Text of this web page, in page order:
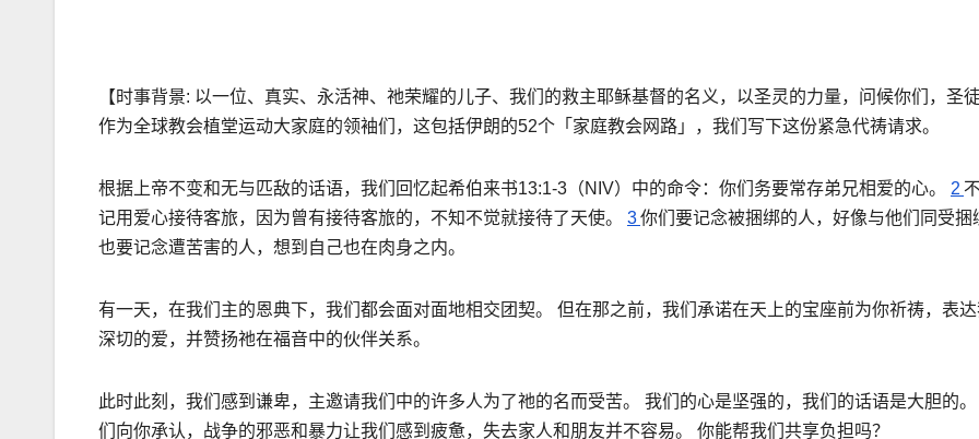
【时事背景: 以一位、真实、永活神、祂荣耀的儿子、我们的救主耶稣基督的名义，以圣灵的力量，问候你们，圣徒
作为全球教会植堂运动大家庭的领袖们，这包括伊朗的52个「家庭教会网路」，我们写下这份紧急代祷请求。
根据上帝不变和无与匹敌的话语，我们回忆起希伯来书13:1-3 （NIV）中的命令： 你们务要常存弟兄相爱的心。 2
记用爱心接待客旅，因为曾有接待客旅的，不知不觉就接待了天使。
3你们要记念被捆绑的人，好像与他们同受捆
也要记念遭苦害的人，想到自己也在肉身之内。
有一天，在我们主的恩典下，我们都会面对面地相交团契。 但在那之前，我们承诺在天上的宝座前为你祈祷，表达
深切的爱，并赞扬祂在福音中的伙伴关系。
此时此刻，我们感到谦卑，主邀请我们中的许多人为了祂的名而受苦。 我们的心是坚强的，我们的话语是大胆的
们向你承认，战争的邪恶和暴力让我们感到疲惫，失去家人和朋友并不容易。 你能帮我们共享负担吗？